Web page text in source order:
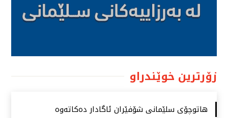
زۆرترین خوێندراو
هاتوچۆی سلێمانی شۆفێران ئاگادار دەكاتەوە